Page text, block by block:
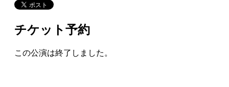
チケット予約
この公演は終了しました。